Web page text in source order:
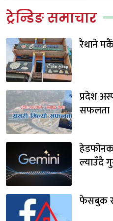
ट्रेन्डिङ समाचार
रैथाने
प्रदेश
सफलता
ल्याउँदै
फेसबुक र